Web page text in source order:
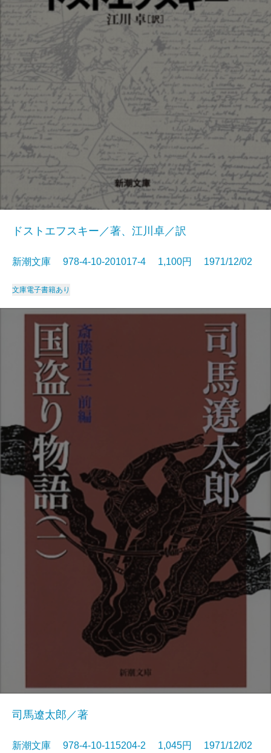
ドストエフスキー／著、江川卓／訳
新潮文庫 978-4-10-201017-4 1,100円 1971/12/02
文庫電子書籍あり
司馬遼太郎／著
新潮文庫 978-4-10-115204-2 1,045円 1971/12/02